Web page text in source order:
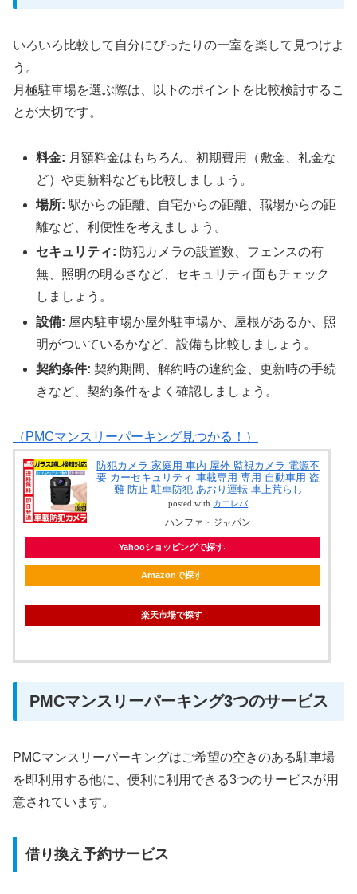
いろいろ比較して自分にぴったりの一室を楽して見つけよ
う。
月極駐車場を選ぶ際は、以下のポイントを比較検討するこ
とが大切です。
料金: 月額料金はもちろん、初期費用（敷金、礼金な
ど）や更新料なども比較しましょう。
場所: 駅からの距離、自宅からの距離、職場からの距
離など、利便性を考えましょう。
セキュリティ: 防犯カメラの設置数、フェンスの有
無、照明の明るさなど、セキュリティ面もチェック
しましょう。
設備: 屋内駐車場か屋外駐車場か、屋根があるか、照
明がついているかなど、設備も比較しましょう。
契約条件: 契約期間、解約時の違約金、更新時の手続
きなど、契約条件をよく確認しましょう。
（PMCマンスリーパーキング見つかる！）
防犯カメラ 家庭用 車内 屋外 監視カメラ 電源不
要 カーセキュリティ 車載専用 専用 自動車用 盗
難 防止 駐車防犯 あおり運転 車上荒らし
posted with カエレバ
ハンファ・ジャパン
Yahooショッピングで探す
Amazonで探す
楽天市場で探す
PMCマンスリーパーキング3つのサービス
PMCマンスリーパーキングはご希望の空きのある駐車場
を即利用する他に、便利に利用できる3つのサービスが用
意されています。
借り換え予約サービス